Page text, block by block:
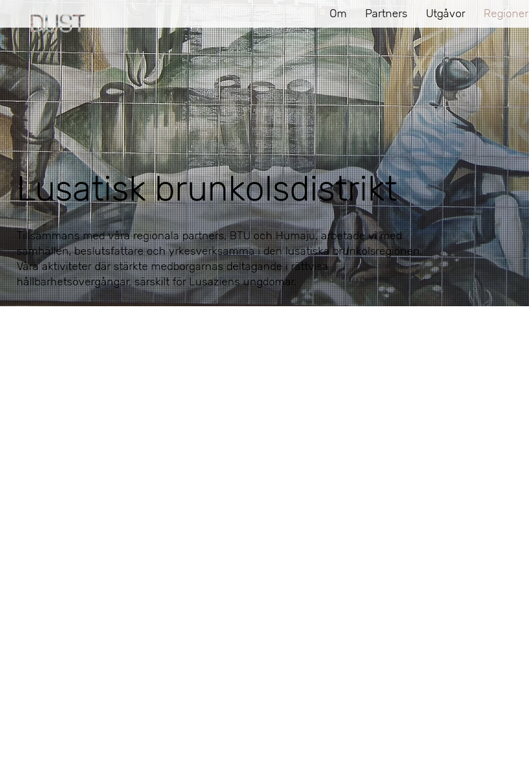
Om Partners Utgåvor Regioner
Lusatisk brunkolsdistrikt
Tillsammans med våra regionala partners, BTU och Humaju, arbetade vi med
samhällen, beslutsfattare och yrkesverksamma i den lusatiska brunkolsregionen.
Våra aktiviteter där stärkte medborgarnas deltagande i rättvisa
hållbarhetsövergångar, särskilt för Lusaziens ungdomar.